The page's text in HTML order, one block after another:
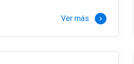
a marzo.
Ver más keyboard_arrow_right